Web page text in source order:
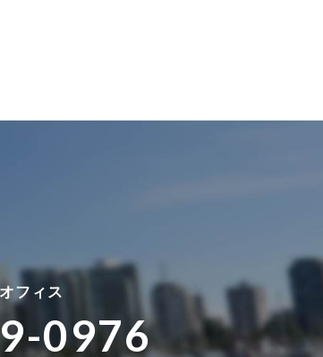
フィス
0976